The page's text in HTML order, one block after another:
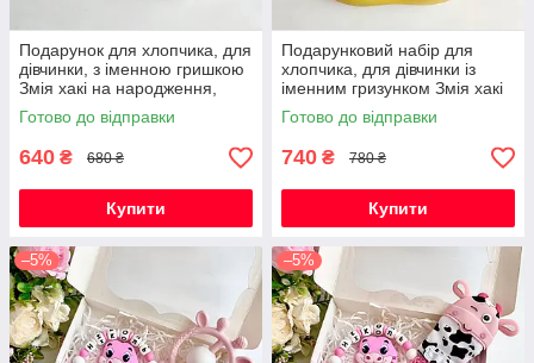
Подарунок для хлопчика, для
дівчинки, з іменною гришкою
Змія хакі на народження,
виписку, хрестини
Готово до відправки
640 ₴ 680 ₴
Купити
Подарунковий набір для
хлопчика, для дівчинки із
іменним гризунком Змія хакі
на народження, виписку,
хрестини
Готово до відправки
740 ₴ 780 ₴
Купити
–5% –5%